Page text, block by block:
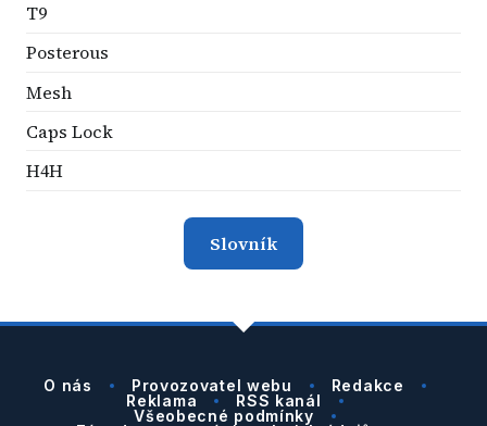
T9
Posterous
Mesh
Caps Lock
H4H
Slovník
O nás Provozovatel webu
Redakce
Reklama
RSS kanál
Všeobecné podmínky